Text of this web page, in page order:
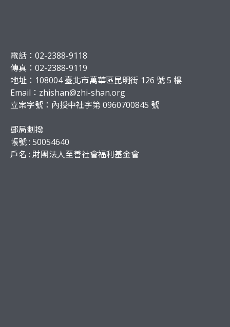
電話：02-2388-9118
傳真：02-2388-9119
地址：108004 臺北市萬華區昆明街 126 號 5 樓
Email： zhishan@zhi-shan.org
立案字號：內授中社字第 0960700845 號
郵局劃撥
帳號 : 50054640
戶名 : 財團法人至善社會福利基金會